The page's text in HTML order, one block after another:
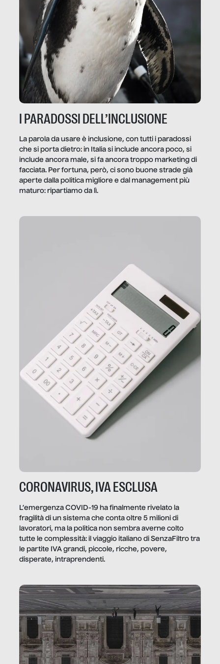
I PARADOSSI DELL’INCLUSIONE
La parola da usare è inclusione, con tutti i paradossi
che si porta dietro: in Italia si include ancora poco, si
include ancora male, si fa ancora troppo marketing di
facciata. Per fortuna, però, ci sono buone strade già
aperte dalla politica migliore e dal management più
maturo: ripartiamo da lì.
CORONAVIRUS, IVA ESCLUSA
L’emergenza COVID-19 ha finalmente rivelato la
fragilità di un sistema che conta oltre 5 milioni di
lavoratori, ma la politica non sembra averne colto
tutte le complessità: il viaggio italiano di SenzaFiltro tra
le partite IVA grandi, piccole, ricche, povere,
disperate, intraprendenti.